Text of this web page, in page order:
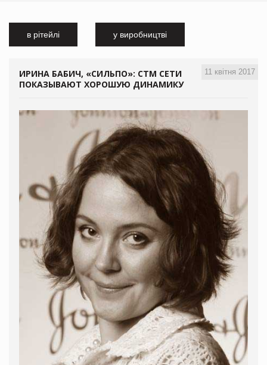
в рітейлі у виробництві
11 квітня 2017
ИРИНА БАБИЧ, «СИЛЬПО»: СТМ СЕТИ
ПОКАЗЫВАЮТ ХОРОШУЮ ДИНАМИКУ